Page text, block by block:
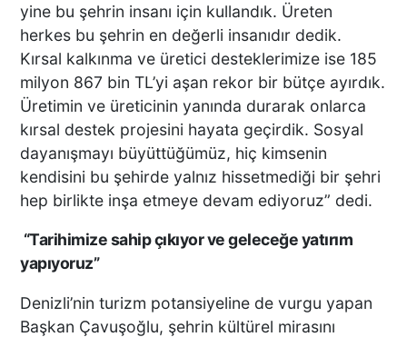
yine bu şehrin insanı için kullandık. Üreten
herkes bu şehrin en değerli insanıdır dedik.
Kırsal kalkınma ve üretici desteklerimize ise 185
milyon 867 bin TL’yi aşan rekor bir bütçe ayırdık.
Üretimin ve üreticinin yanında durarak onlarca
kırsal destek projesini hayata geçirdik. Sosyal
dayanışmayı büyüttüğümüz, hiç kimsenin
kendisini bu şehirde yalnız hissetmediği bir şehri
hep birlikte inşa etmeye devam ediyoruz” dedi.
“Tarihimize sahip çıkıyor ve geleceğe yatırım
yapıyoruz”
Denizli’nin turizm potansiyeline de vurgu yapan
Başkan Çavuşoğlu, şehrin kültürel mirasını